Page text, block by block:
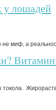
у лошадей
миф, а
Витамин